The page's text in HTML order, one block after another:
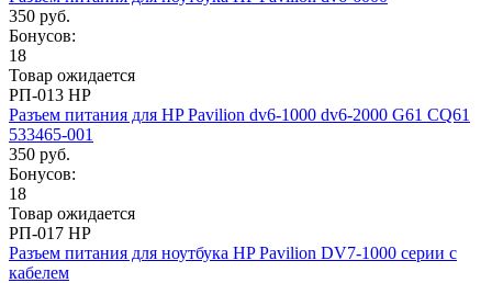
350 руб.
Бонусов:
18
Товар ожидается
РП-013 HP
Разъем питания для HP Pavilion dv6-1000 dv6-2000 G61 CQ61
533465-001
350 руб.
Бонусов:
18
Товар ожидается
РП-017 HP
Разъем питания для ноутбука HP Pavilion DV7-1000 серии с
кабелем